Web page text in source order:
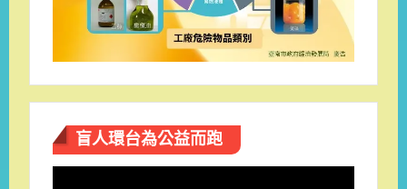
盲人環台​為公益而跑